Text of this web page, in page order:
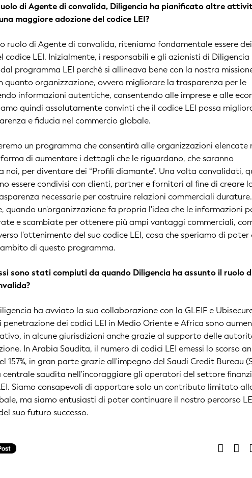
di Agente di convalida, Diligencia ha pianificato altre
maggiore adozione del codice LEI?
ruolo di Agente di convalida, riteniamo fondamentale essere dei
codice LEI. Inizialmente, i responsabili e gli azionisti di Diligencia
programma LEI perché si allineava bene con la nostra
quanto organizzazione, ovvero migliorare la trasparenza per le
informazioni autentiche, consentendo alle imprese e alle
quindi assolutamente convinti che il codice LEI possa
e fiducia nel commercio globale.
un programma che consentirà alle organizzazioni elencate
di aumentare i dettagli che le riguardano, che saranno
noi, per diventare dei “Profili diamante”. Una volta convalidati,
essere condivisi con clienti, partner e fornitori al fine di creare
necessarie per costruire relazioni commerciali durature.
quando un'organizzazione fa propria l'idea che le informazioni
e scambiate per ottenere più ampi vantaggi commerciali,
l'ottenimento del suo codice LEI, cosa che speriamo di
di questo programma.
sono stati compiuti da quando Diligencia ha assunto il ruolo
ha avviato la sua collaborazione con la GLEIF e
penetrazione dei codici LEI in Medio Oriente e Africa sono
in alcune giurisdizioni anche grazie al supporto delle
In Arabia Saudita, il numero di codici LEI emessi lo scorso
157%, in gran parte grazie all'impegno del Saudi Credit Bureau
centrale saudita nell'incoraggiare gli operatori del settore
Siamo consapevoli di apportare solo un contributo limitato
ma siamo entusiasti di poter continuare il nostro percorso
suo futuro successo.